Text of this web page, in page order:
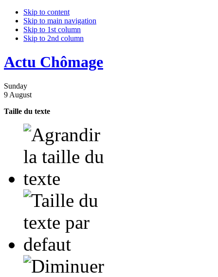
Skip to content
Skip to main navigation
Skip to 1st column
Skip to 2nd column
Actu Chômage
Sunday
9 August
Taille du texte